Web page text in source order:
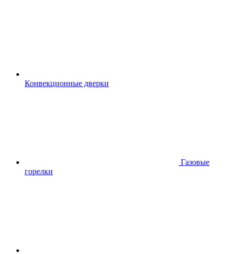
Конвекционные дверки
Газовые
горелки